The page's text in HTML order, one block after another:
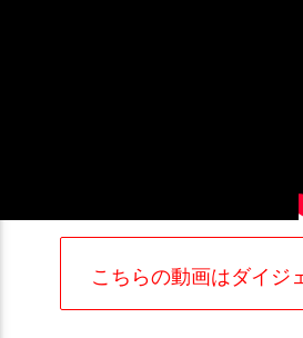
こちらの動画はダイジ